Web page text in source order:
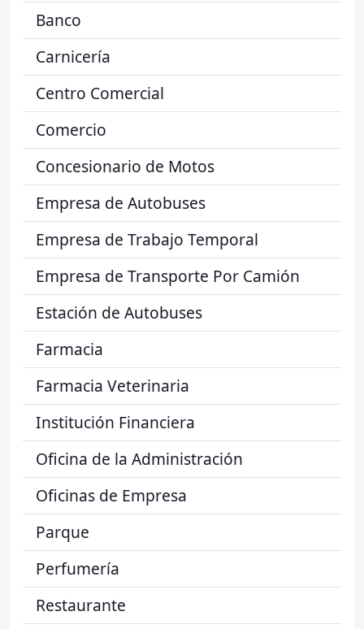
Banco
Carnicería
Centro Comercial
Comercio
Concesionario de Motos
Empresa de Autobuses
Empresa de Trabajo Temporal
Empresa de Transporte Por Camión
Estación de Autobuses
Farmacia
Farmacia Veterinaria
Institución Financiera
Oficina de la Administración
Oficinas de Empresa
Parque
Perfumería
Restaurante